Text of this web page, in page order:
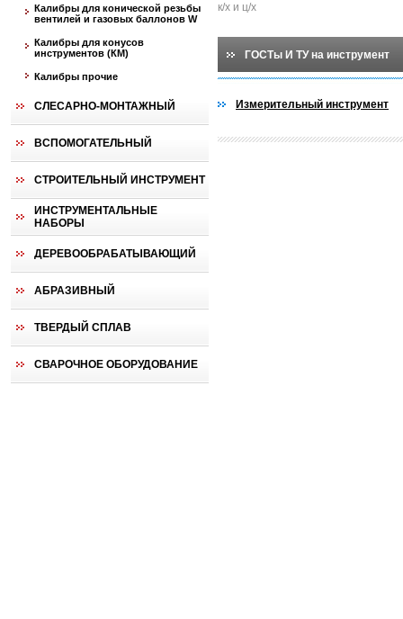
Калибры для конической резьбы
вентилей и газовых баллонов W
Калибры для конусов
инструментов (КМ)
Калибры прочие
СЛЕСАРНО-МОНТАЖНЫЙ
ВСПОМОГАТЕЛЬНЫЙ
СТРОИТЕЛЬНЫЙ ИНСТРУМЕНТ
ИНСТРУМЕНТАЛЬНЫЕ
НАБОРЫ
ДЕРЕВООБРАБАТЫВАЮЩИЙ
АБРАЗИВНЫЙ
ТВЕРДЫЙ СПЛАВ
СВАРОЧНОЕ ОБОРУДОВАНИЕ
к/х и ц/х
ГОСТы И ТУ на инструмент
Измерительный инструмент